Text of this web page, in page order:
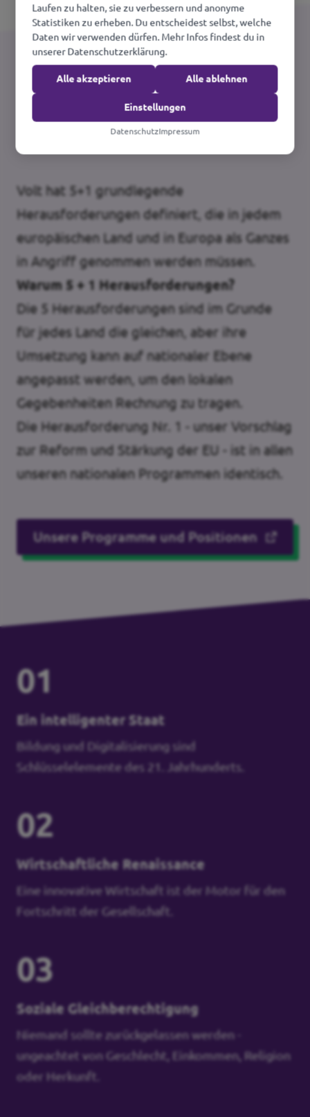
Die 5+1 Heraus­
forderungen
Volt hat 5+1 grundlegende
Herausforderungen definiert, die in jedem
europäischen Land und in Europa als Ganzes
in Angriff genommen werden müssen.
Warum 5 + 1 Herausforderungen?
Die 5 Herausforderungen sind im Grunde
für jedes Land die gleichen, aber ihre
Umsetzung kann auf nationaler Ebene
angepasst werden, um den lokalen
Gegebenheiten Rechnung zu tragen.
Die Herausforderung Nr. 1 - unser Vorschlag
zur Reform und Stärkung der EU - ist in allen
unseren nationalen Programmen identisch.
Unsere Programme und Positionen
01
Ein intelligenter Staat
Bildung und Digitalisierung sind
Schlüsselelemente des 21. Jahrhunderts.
02
Wirtschaftliche Renaissance
Eine innovative Wirtschaft ist der Motor für den
Fortschritt der Gesellschaft.
03
Soziale Gleichberechtigung
Niemand sollte zurückgelassen werden -
ungeachtet von Geschlecht, Einkommen, Religion
oder Herkunft.
Laufen zu halten, sie zu verbessern und anonyme
Statistiken zu erheben. Du entscheidest selbst, welche
Daten wir verwenden dürfen. Mehr Infos findest du in
unserer Datenschutzerklärung.
Alle akzeptieren Alle ablehnen
Einstellungen
DatenschutzImpressum